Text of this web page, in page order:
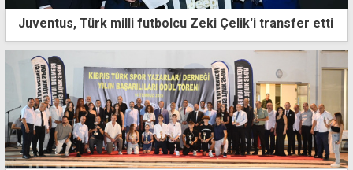
Juventus, Türk milli futbolcu Zeki Çelik'i transfer etti